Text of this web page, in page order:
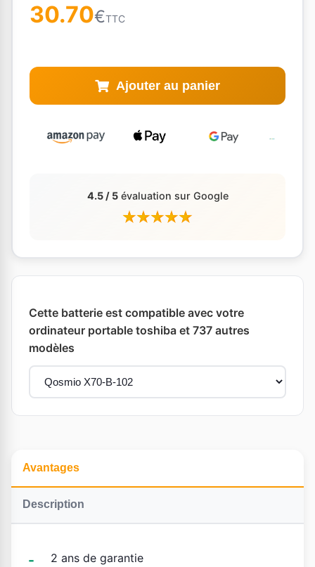
30.70€TTC
Ajouter au panier
4.5 / 5évaluation sur Google
Cette batterie est compatible avec votre
ordinateur portable toshiba et 737 autres
modèles
Avantages
Description
2 ans de garantie